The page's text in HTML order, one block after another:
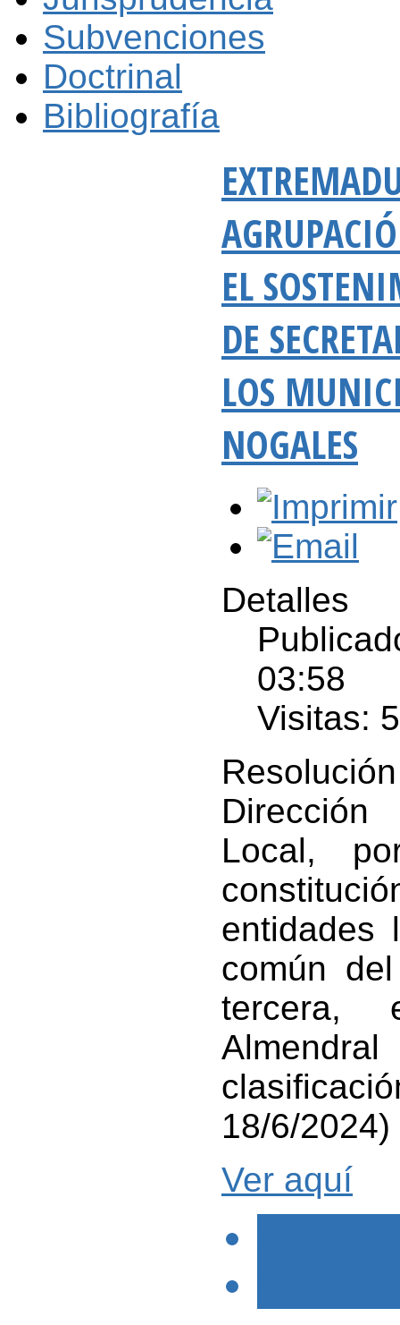
Subvenciones
Doctrinal
Bibliografía
EL
DE
LOS
NOGALES
Detalles
03:58
Visitas:
Local,
entidades
común
tercera,
18/6/2024)
Ver aquí